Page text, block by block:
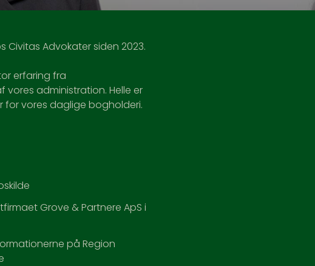
Advokater siden 2023.
erfaring fra
administration. Helle er
vores daglige bogholderi.
Grove & Partnere ApS i
på Region